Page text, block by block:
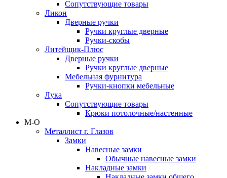
Сопутствующие товары
Ликон
Дверные ручки
Ручки круглые дверные
Ручки-скобы
Литейщик-Плюс
Дверные ручки
Ручки круглые дверные
Мебельная фурнитура
Ручки-кнопки мебельные
Лука
Сопутствующие товары
Крюки потолочные/настенные
М-О
Металлист г. Глазов
Замки
Навесные замки
Обычные навесные замки
Накладные замки